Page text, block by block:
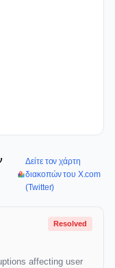
Δείτε τον χάρτη
διακοπών του X.com
(Twitter)
Resolved
affecting user